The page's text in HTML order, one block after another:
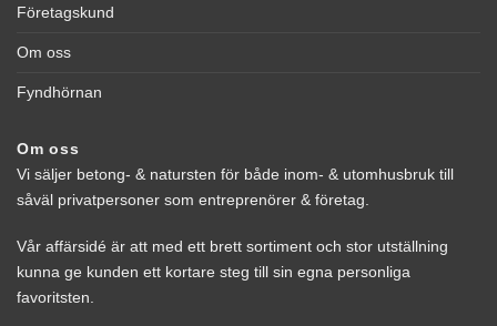
Företagskund
Om oss
Fyndhörnan
Om oss
Vi säljer betong- & natursten för både inom- & utomhusbruk till
såväl privatpersoner som entreprenörer & företag.
Vår affärsidé är att med ett brett sortiment och stor utställning
kunna ge kunden ett kortare steg till sin egna personliga
favoritsten.